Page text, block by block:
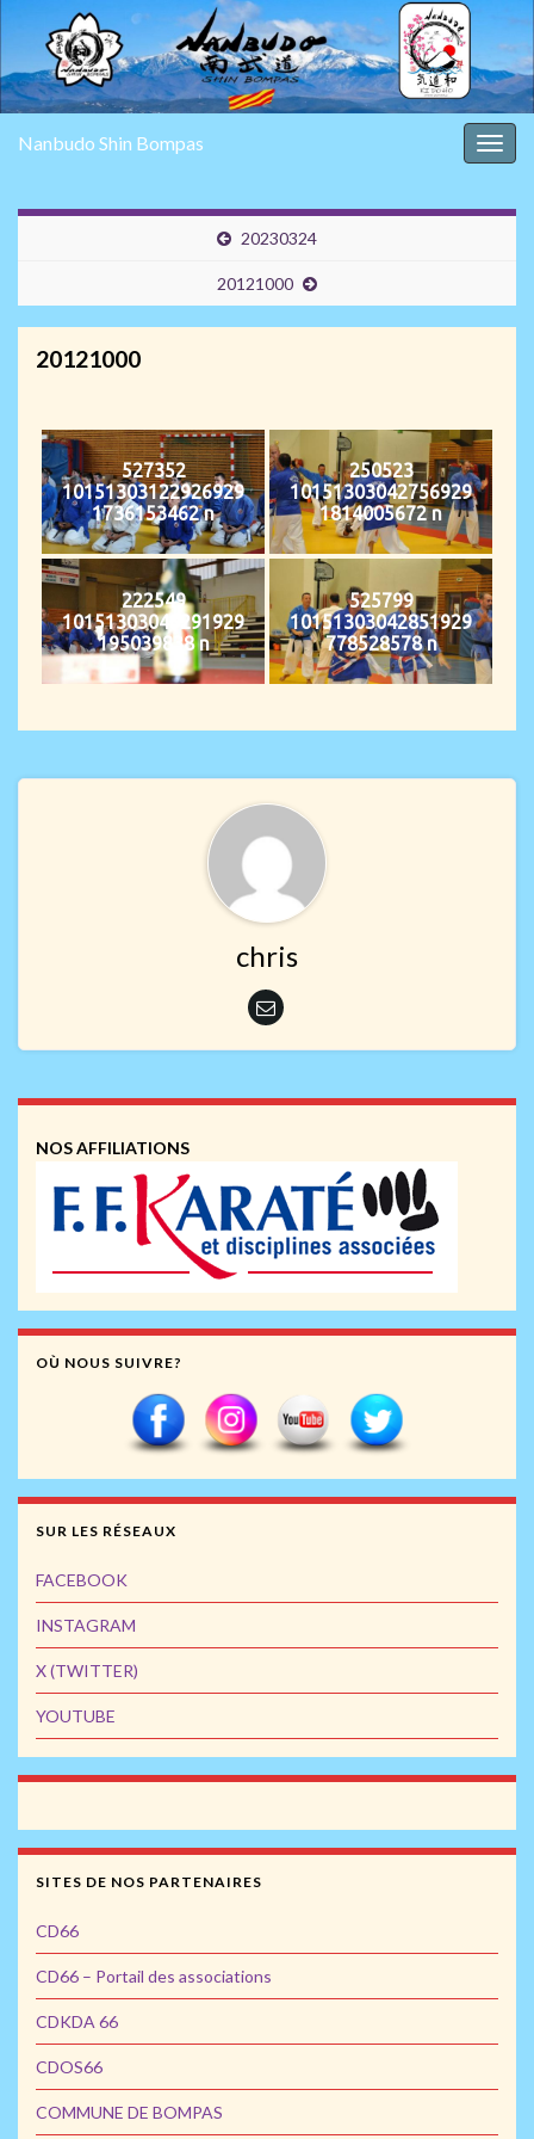
Nanbudo Shin Bompas
20230324
20121000
20121000
527352
10151303122926929
1736153462 n
250523
10151303042756929
1814005672 n
222549
10151303045291929
195039838 n
525799
10151303042851929
778528578 n
chris
NOS AFFILIATIONS
OÙ NOUS SUIVRE?
SUR LES RÉSEAUX
FACEBOOK
INSTAGRAM
X (TWITTER)
YOUTUBE
SITES DE NOS PARTENAIRES
CD66
CD66 – Portail des associations
CDKDA 66
CDOS66
COMMUNE DE BOMPAS